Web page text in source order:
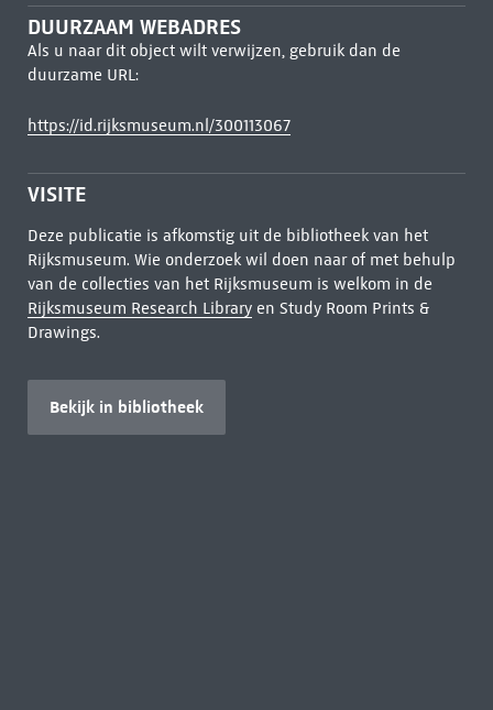
DUURZAAM WEBADRES
Als u naar dit object wilt verwijzen, gebruik dan de
duurzame URL:
https://id.rijksmuseum.nl/300113067
VISITE
Deze publicatie is afkomstig uit de bibliotheek van het
Rijksmuseum. Wie onderzoek wil doen naar of met behulp
van de collecties van het Rijksmuseum is welkom in de
Rijksmuseum Research Libraryen Study Room Prints &
Drawings.
Bekijk in bibliotheek